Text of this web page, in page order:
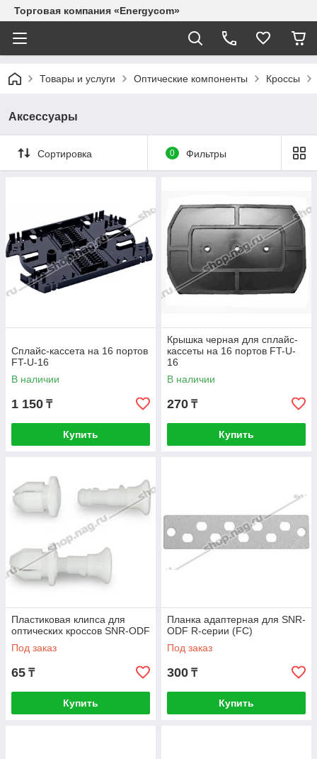
Торговая компания «Energycom»
Товары и услуги Оптические компоненты Кроссы
Аксессуары
Сортировка 0 Фильтры
Сплайс-кассета на 16 портов
FT-U-16
В наличии
1 150 ₸
Купить
Крышка черная для сплайс-
кассеты на 16 портов FT-U-
16
В наличии
270 ₸
Купить
Пластиковая клипса для
оптических кроссов SNR-ODF
Под заказ
65 ₸
Купить
Планка адаптерная для SNR-
ODF R-серии (FC)
Под заказ
300 ₸
Купить